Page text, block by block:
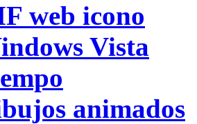
web icono
Vista
animados